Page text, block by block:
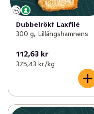
Dubbelrökt Laxfilé
300 g, Lillängshamnens
112,63 kr
375,43 kr /kg